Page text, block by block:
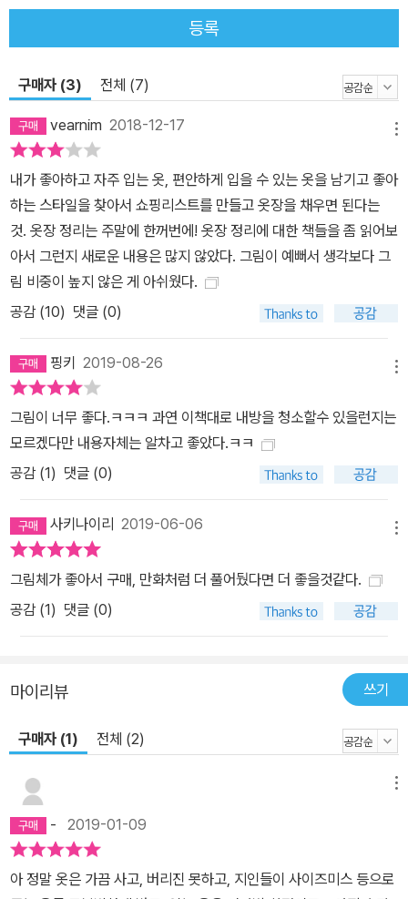
등록
구매자 (3) 전체 (7)
vearnim 2018-12-17
내가 좋아하고 자주 입는 옷, 편안하게 입을 수 있는 옷을 남기고 좋아
하는 스타일을 찾아서 쇼핑리스트를 만들고 옷장을 채우면 된다는
것. 옷장 정리는 주말에 한꺼번에! 옷장 정리에 대한 책들을 좀 읽어보
아서 그런지 새로운 내용은 많지 않았다. 그림이 예뻐서 생각보다 그
림 비중이 높지 않은 게 아쉬웠다.
공감 (10) 댓글 (0)
핑키 2019-08-26
그림이 너무 좋다.ㅋㅋㅋ 과연 이책대로 내방을 청소할수 있을런지는
모르겠다만 내용자체는 알차고 좋았다.ㅋㅋ
공감 (1) 댓글 (0)
사키나이리 2019-06-06
그림체가 좋아서 구매, 만화처럼 더 풀어뒀다면 더 좋을것같다.
공감 (1) 댓글 (0)
마이리뷰 쓰기
구매자 (1) 전체 (2)
- 2019-01-09
아 정말 옷은 가끔 사고, 버리진 못하고, 지인들이 사이즈미스 등으로